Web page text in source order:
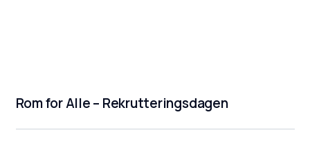
Rom for Alle – Rekrutteringsdagen